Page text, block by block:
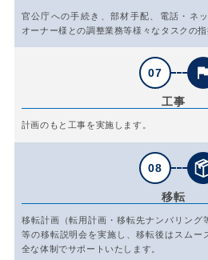
官公庁への手続き、部材手配、電話・ネ
オーナー様との調整業務等様々なタスクの指
07
工事
計画のもと工事を実施します。
08
移転
移転計画（転用計画・移転先ナンバリング
等の移転説明会を実施し、移転後はスムー
全な体制でサポートいたします。